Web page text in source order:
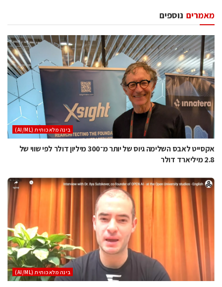
נוספים מאמרים
בינה מלאכותית (AI/ML)
אקסייט לאבס השלימה גיוס של יותר מ־300 מיליון דולר לפי שווי של
2.8 מיליארד דולר
בינה מלאכותית (AI/ML)